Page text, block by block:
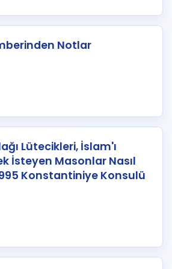
Notlar
Lütecikleri, İslam'ı
İsteyen Masonlar Nasıl
Konstantiniye Konsulü